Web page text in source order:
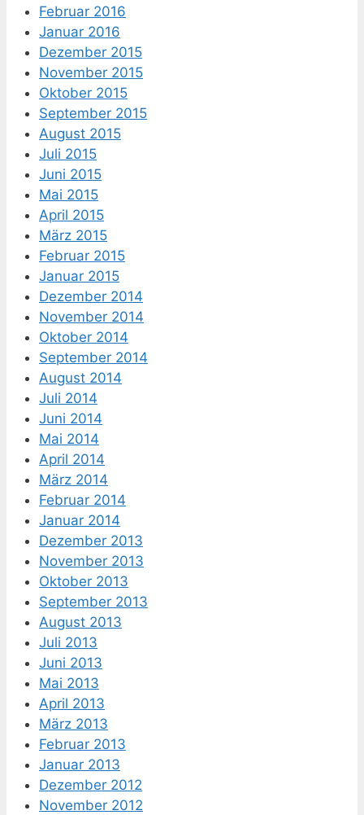
Februar 2016
Januar 2016
Dezember 2015
November 2015
Oktober 2015
September 2015
August 2015
Juli 2015
Juni 2015
Mai 2015
April 2015
März 2015
Februar 2015
Januar 2015
Dezember 2014
November 2014
Oktober 2014
September 2014
August 2014
Juli 2014
Juni 2014
Mai 2014
April 2014
März 2014
Februar 2014
Januar 2014
Dezember 2013
November 2013
Oktober 2013
September 2013
August 2013
Juli 2013
Juni 2013
Mai 2013
April 2013
März 2013
Februar 2013
Januar 2013
Dezember 2012
November 2012